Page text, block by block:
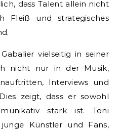
dass Talent allein nicht
Fleiß und strategisches
vielseitig in seiner
nicht nur in der Musik,
Interviews und
zeigt, dass er sowohl
stark ist. Toni
Künstler und Fans,